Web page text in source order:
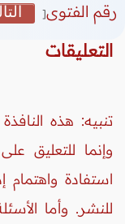
رقم الفتوى[
التعليقات
تنبيه: هذه
وإنما للتعليق
استفادة واهتمام
للنشر. وأما